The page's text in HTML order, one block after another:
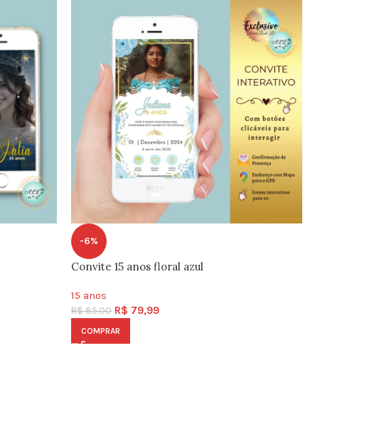
-6%
Convite 15 anos floral azul
15 anos
R$85,00 R$ 79,99
COMPRAR